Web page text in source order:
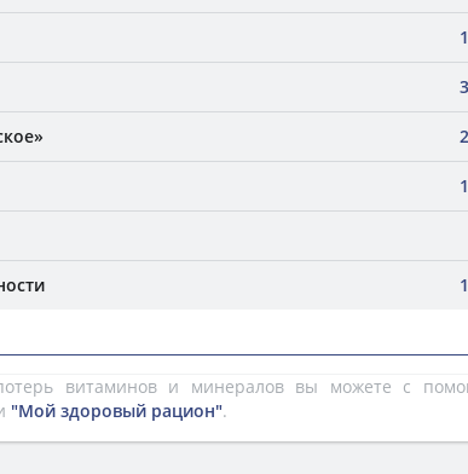
витаминов и минералов вы можете с
"Мой здоровый рацион".